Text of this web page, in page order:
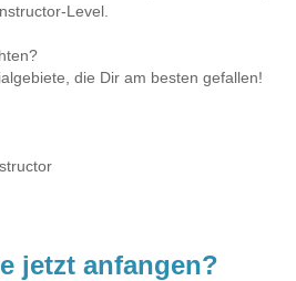
Level.
die Dir am besten gefallen!
jetzt anfangen?